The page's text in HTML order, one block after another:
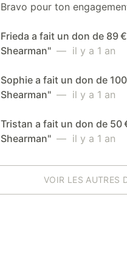
Bravo pour ton
Frieda a fait un don de 89
Shearman" — il y a 1 an
Sophie a fait un don de
Shearman" — il y a 1 an
Tristan a fait un don de 50
Shearman" — il y a 1 an
VOIR LES AUTRES